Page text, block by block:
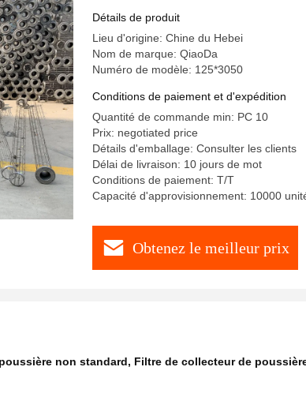
ou plat
Détails de produit
Lieu d'origine: Chine du Hebei
Nom de marque: QiaoDa
Numéro de modèle: 125*3050
Conditions de paiement et d'expédition
Quantité de commande min: PC 10
Prix: negotiated price
Détails d'emballage: Consulter les clients
Délai de livraison: 10 jours de mot
Conditions de paiement: T/T
Capacité d'approvisionnement: 10000
Obtenez le meilleur prix
non standard, Filtre de collecteur de